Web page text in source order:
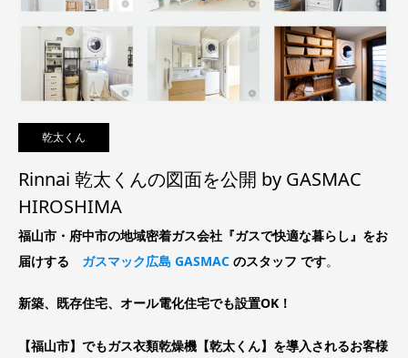
乾太くん
Rinnai 乾太くんの図面を公開 by GASMAC
HIROSHIMA
福山市・府中市の地域密着ガス会社『ガスで快適な暮らし』をお
届けする ガスマック広島 GASMAC のスタッフ です。
新築、既存住宅、オール電化住宅でも設置OK！
【福山市】でもガス衣類乾燥機【乾太くん】を導入されるお客様